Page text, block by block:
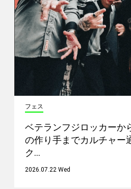
フェス
ベテランフジロッカーか
の作り手までカルチャー
ク…
2026.07.22 Wed